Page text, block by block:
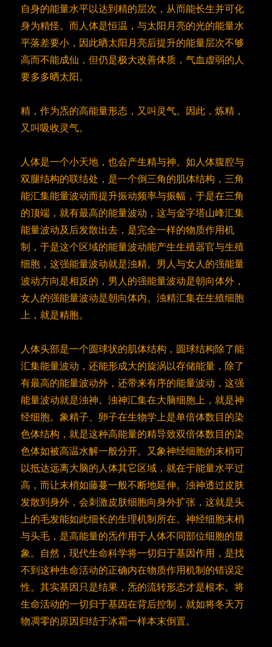
自身的能量水平以达到精的层次，从而能长生并可化
身为精怪。而人体是恒温，与太阳月亮的光的能量水
平落差要小，因此晒太阳月亮后提升的能量层次不够
高而不能成仙，但仍是极大改善体质，气血虚弱的人
要多多晒太阳。
精，作为炁的高能量形态，又叫灵气。因此，炼精，
又叫吸收灵气。
人体是一个小天地，也会产生精与神。如人体腹腔与
双腿结构的联结处，是一个倒三角的肌体结构，三角
能汇集能量波动而提升振动频率与振幅，于是在三角
的顶端，就有最高的能量波动，这与金字塔山峰汇集
能量波动及后发散出去，是完全一样的物质作用机
制，于是这个区域的能量波动能产生生殖器官与生殖
细胞，这强能量波动就是浊精。男人与女人的强能量
波动方向是相反的，男人的强能量波动是朝向体外，
女人的强能量波动是朝向体内。浊精汇集在生殖细胞
上，就是精胞。
人体头部是一个圆球状的肌体结构，圆球结构除了能
汇集能量波动，还能形成大的旋涡以存储能量，除了
有最高的能量波动外，还带来有序的能量波动，这强
能量波动就是浊神。浊神汇集在大脑细胞上，就是神
经细胞。象精子、卵子在生物学上是单倍体数目的染
色体结构，就是这种高能量的精导致双倍体数目的染
色体如被高温水解一般分开。又象神经细胞的末梢可
以抵达远离大脑的人体其它区域，就在于能量水平过
高，而让末梢如藤蔓一般不断地延伸。浊神透过皮肤
发散到身外，会刺激皮肤细胞向身外扩张，这就是头
上的毛发能如此细长的生理机制所在。神经细胞末梢
与头毛，是高能量的炁作用于人体不同部位细胞的显
象。自然，现代生命科学将一切归于基因作用，是找
不到这种生命活动的正确内在物质作用机制的错误定
性。其实基因只是结果，炁的流转形态才是根本。将
生命活动的一切归于基因在背后控制，就如将冬天万
物凋零的原因归结于冰霜一样本末倒置。